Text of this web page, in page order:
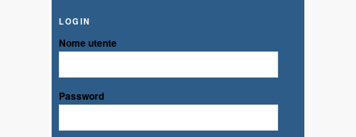
LOGIN
Nome utente
Password